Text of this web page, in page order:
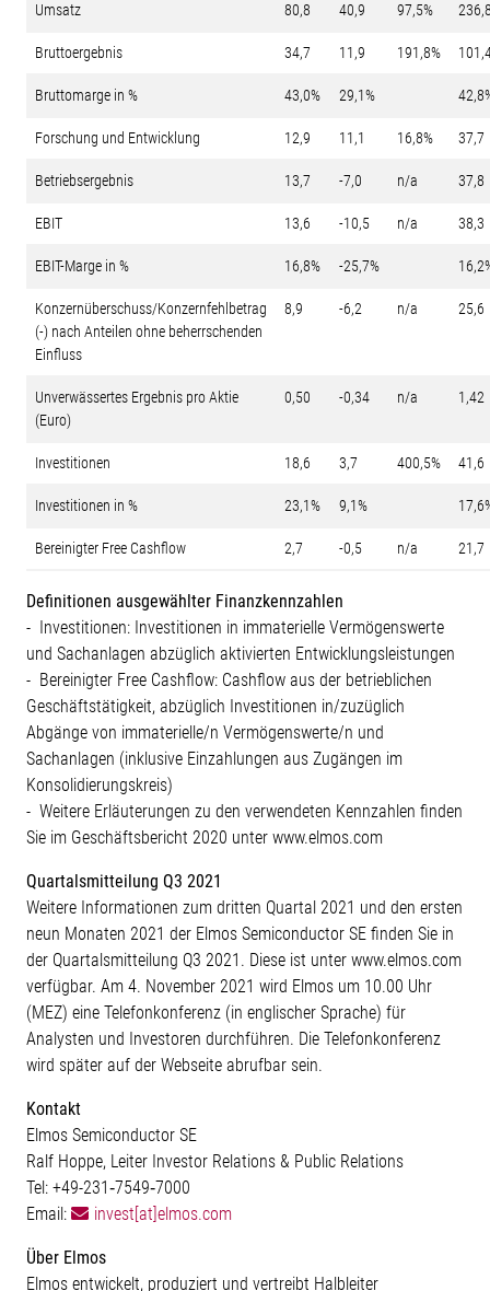
Umsatz 80,8 40,9 97,5%
Bruttoergebnis 34,7 11,9 191,8%
Bruttomarge in % 43,0% 29,1%
Forschung und Entwicklung 12,9 11,1 16,8% 37,7
Betriebsergebnis 13,7 -7,0 n/a 37,8
EBIT 13,6 -10,5 n/a 38,3
EBIT-Marge in % 16,8% -25,7%
Konzernüberschuss/Konzernfehlbetrag
(-) nach Anteilen ohne beherrschenden
Einfluss
8,9 -6,2 n/a 25,6
Unverwässertes Ergebnis pro Aktie
(Euro)
0,50 -0,34 n/a 1,42
Investitionen 18,6 3,7 400,5% 41,6
Investitionen in % 23,1% 9,1%
Bereinigter Free Cashflow 2,7 -0,5 n/a 21,7
Definitionen ausgewählter Finanzkennzahlen
- Investitionen: Investitionen in immaterielle Vermögenswerte
und Sachanlagen abzüglich aktivierten Entwicklungsleistungen
- Bereinigter Free Cashflow: Cashflow aus der betrieblichen
Geschäftstätigkeit, abzüglich Investitionen in/zuzüglich
Abgänge von immaterielle/n Vermögenswerte/n und
Sachanlagen (inklusive Einzahlungen aus Zugängen im
Konsolidierungskreis)
- Weitere Erläuterungen zu den verwendeten Kennzahlen finden
Sie im Geschäftsbericht 2020 unter www.elmos.com
Quartalsmitteilung Q3 2021
Weitere Informationen zum dritten Quartal 2021 und den ersten
neun Monaten 2021 der Elmos Semiconductor SE finden Sie in
der Quartalsmitteilung Q3 2021. Diese ist unter www.elmos.com
verfügbar. Am 4. November 2021 wird Elmos um 10.00 Uhr
(MEZ) eine Telefonkonferenz (in englischer Sprache) für
Analysten und Investoren durchführen. Die Telefonkonferenz
wird später auf der Webseite abrufbar sein.
Kontakt
Elmos Semiconductor SE
Ralf Hoppe, Leiter Investor Relations & Public Relations
Tel: +49-231‐7549‐7000
Email:
invest[at]elmos.com
Über Elmos
Elmos entwickelt, produziert und vertreibt Halbleiter